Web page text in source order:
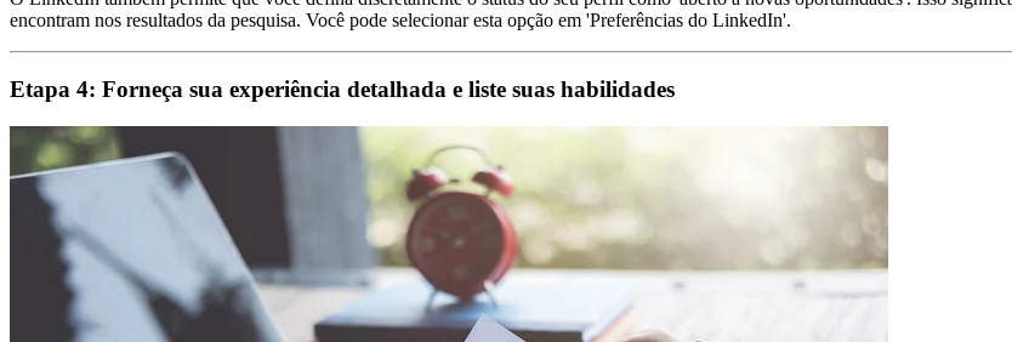
encontram nos resultados da pesquisa. Você pode selecionar esta opção em 'Preferências do LinkedIn'.
Etapa 4: Forneça sua experiência detalhada e liste suas habilidades